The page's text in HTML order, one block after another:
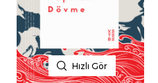
Hızlı Gör